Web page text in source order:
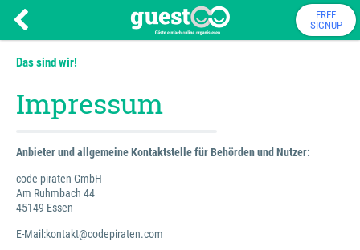
FREE
SIGNUP
Das sind wir!
Impressum
Anbieter und allgemeine Kontaktstelle für Behörden und Nutzer:
code piraten GmbH
Am Ruhmbach 44
45149 Essen
E-Mail:kontakt@codepiraten.com